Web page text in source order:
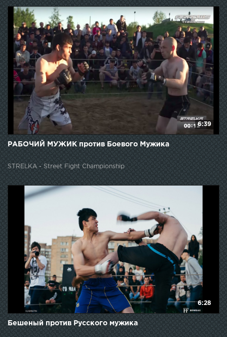
6:39
РАБОЧИЙ МУЖИК против Боевого Мужика
STRELKA - Street Fight Championship
6:28
Бешеный против Русского мужика